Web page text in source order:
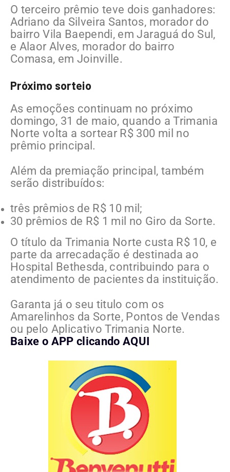
O terceiro prêmio teve dois ganhadores:
Adriano da Silveira Santos, morador do
bairro Vila Baependi, em Jaraguá do Sul,
e Alaor Alves, morador do bairro
Comasa, em Joinville.
Próximo sorteio
As emoções continuam no próximo
domingo, 31 de maio, quando a Trimania
Norte volta a sortear R$ 300 mil no
prêmio principal.
Além da premiação principal, também
serão distribuídos:
três prêmios de R$ 10 mil;
30 prêmios de R$ 1 mil no Giro da Sorte.
O título da Trimania Norte custa R$ 10, e
parte da arrecadação é destinada ao
Hospital Bethesda, contribuindo para o
atendimento de pacientes da instituição.
Garanta já o seu titulo com os
Amarelinhos da Sorte, Pontos de Vendas
ou pelo Aplicativo Trimania Norte.
Baixe o APP clicando AQUI